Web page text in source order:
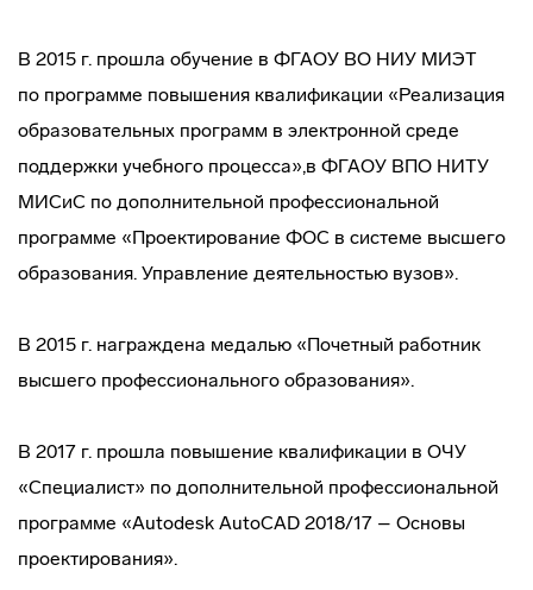
В 2015 г. прошла обучение в ФГАОУ ВО НИУ МИЭТ
по программе повышения квалификации «Реализация
образовательных программ в электронной среде
поддержки учебного процесса»,в ФГАОУ ВПО НИТУ
МИСиС по дополнительной профессиональной
программе «Проектирование ФОС в системе высшего
образования. Управление деятельностью вузов».
В 2015 г. награждена медалью «Почетный работник
высшего профессионального образования».
В 2017 г. прошла повышение квалификации в ОЧУ
«Специалист» по дополнительной профессиональной
программе «Autodesk AutoCAD 2018/17 – Основы
проектирования».